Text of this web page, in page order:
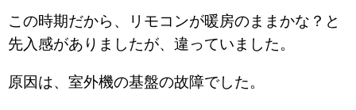
この時期だから、リモコンが暖房のままかな？と
先入感がありましたが、違っていました。
原因は、室外機の基盤の故障でした。